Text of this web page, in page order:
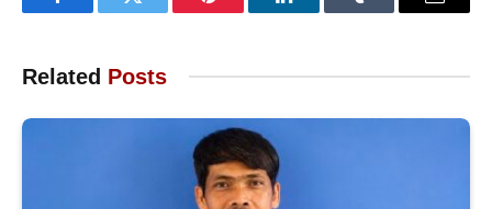
FacebookTwitter Pinterest LinkedInTumblr Email
Related Posts